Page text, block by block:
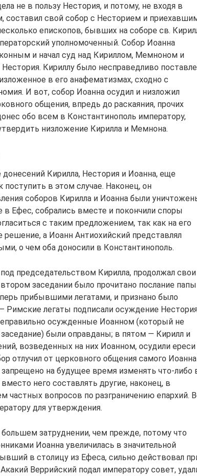
не в пользу Нестория, и потому, не входя в
составил свой собор с Несторием и
епископов, бывших на соборе св.
уполномоченный. Собор Иоанна
и начал суд над Кириллом, Мемноном и
Кириллу было несправедливо
в его анафематизмах, сходно с
И вот, собор Иоанна осудил и низложил
общения, впредь до раскаяния, прочих
обо всем в Константинополь императору,
низложение Кирилла и Мемнона.
Кирилла, Нестория и Иоанна, еще
поступить в этом случае. Наконец, он
соборов Кирилла и Иоанна были
Ефес, собрались вместе и покончили споры
с таким предложением, так как на его
а Иоанн Антиохийский представлял
о чем оба доносили в Константинополь.
председательством Кирилла, продолжал свои
заседании было прочитано послание папы
прибывшими легатами, и признано было
Римские легаты подписали осуждение
осужденные Иоанном (который не
были оправданы; в пятом — Кирилл и
возведенных на них Иоанном, осудили ереси
отлучил от церковного общения самого
на будущее время изменять что-либо
него составлять другие, наконец, в
частных вопросов по разграничению епархий.
для утверждения.
затруднении, чем прежде, потому что
Иоанна увеличилась в значительной
в столицу из Ефеса, сильно действовал
Веррийский подал императору совет,